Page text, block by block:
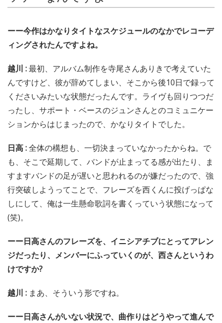
ーー今作はかなりタイトなスケジュールのなかでレコーデ
ィングされたんですよね。
越川 :最初、アルバム制作を寺尾さんありきで考えていた
んですけど、彼が辞めてしまい、そこから後10日で録って
くださいみたいな状態だったんです。ライヴも回りつつだ
ったし、サポート・ベースのジュンさんとのコミュニケー
ションからはじまったので、かなりタイトでした。
日高 :全体の構想も、一切決まっていなかったからね。で
も、そこで延期して、バンドが止まってる感が出たり、ま
すますバンドの足が遅いと思われるのが嫌だったので、強
行突破しようってことで、フレーズを西くんに投げっぱな
しにして、俺は一生懸命歌詞を書くっていう状態になって
(笑)。
ーー日高さんのフレーズを、イニシアチブにとってアレン
ジだったり、メンバーにふっていくのが、西さんというわ
けですか?
越川 : まあ、そういう形ですね。
ーー日高さんがいない状況で、曲作りはどうやって進んで